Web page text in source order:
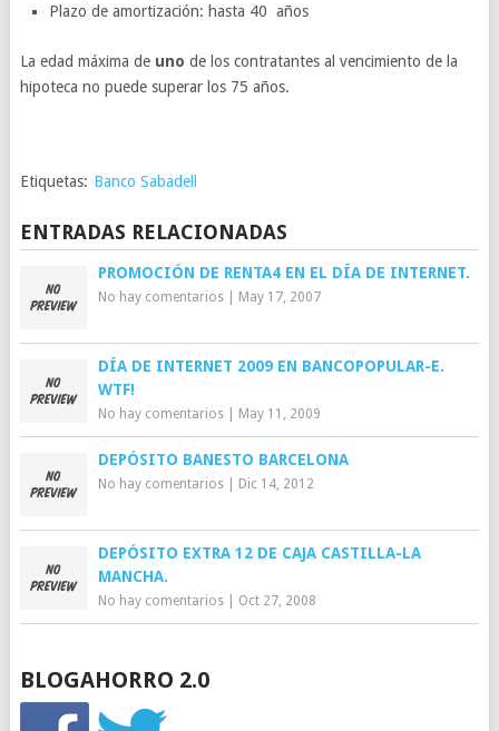
Plazo de amortización: hasta 40 años
La edad máxima de uno de los contratantes al vencimiento de la
hipoteca no puede superar los 75 años.
Etiquetas: Banco Sabadell
ENTRADAS RELACIONADAS
PROMOCIÓN DE RENTA4 EN EL DÍA DE INTERNET.
No hay comentarios| May 17, 2007
DÍA DE INTERNET 2009 EN BANCOPOPULAR-E.
WTF!
No hay comentarios| May 11, 2009
DEPÓSITO BANESTO BARCELONA
No hay comentarios| Dic 14, 2012
DEPÓSITO EXTRA 12 DE CAJA CASTILLA-LA
MANCHA.
No hay comentarios| Oct 27, 2008
BLOGAHORRO 2.0